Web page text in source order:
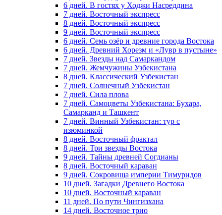
6 дней. В гостях у Ходжи Насреддина
7 дней. Восточный экспресс
8 дней. Восточный экспресс
9 дней. Восточный экспресс
6 дней. Семь озёр и древние города Востока
6 дней. Древний Хорезм и «Лувр в пустыне»
7 дней. Звезды над Самаркандом
7 дней. Жемчужины Узбекистана
8 дней. Классический Узбекистан
7 дней. Солнечный Узбекистан
7 дней. Сила плова
7 дней. Самоцветы Узбекистана: Бухара,
Самарканд и Ташкент
7 дней. Винный Узбекистан: тур с
изюминкой
8 дней. Восточный фрактал
8 дней. Три звезды Востока
9 дней. Тайны древней Согдианы
8 дней. Восточный караван
9 дней. Сокровища империи Тимуридов
10 дней. Загадки Древнего Востока
10 дней. Восточный караван
11 дней. По пути Чингизхана
14 дней. Восточное трио